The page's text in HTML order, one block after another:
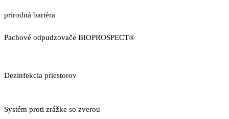
prírodná bariéra
Pachové odpudzovače BIOPROSPECT®
Dezinfekcia priestorov
Systém proti zrážke so zverou